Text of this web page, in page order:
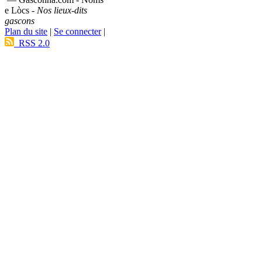
e Lòcs - Nos lieux-dits
gascons
Plan du site | Se connecter|
RSS 2.0